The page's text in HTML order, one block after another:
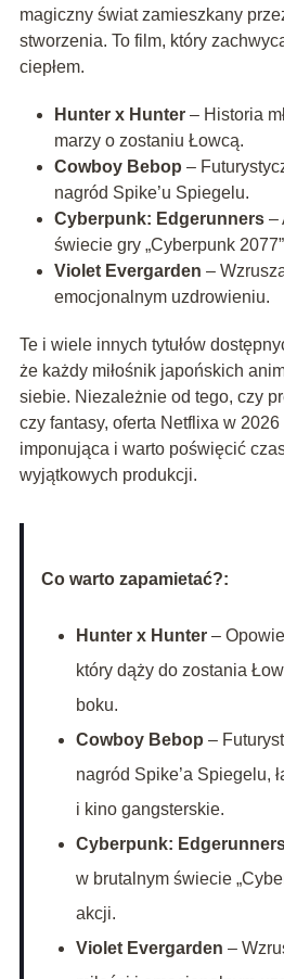
magiczny świat zamieszkany
stworzenia. To film, który
ciepłem.
Hunter x Hunter– Historia
marzy o zostaniu Łowcą.
Cowboy Bebop –
nagród Spike’u Spiegelu.
Cyberpunk: Edgerunners–
świecie gry „Cyberpunk
Violet Evergarden –
emocjonalnym uzdrowieniu.
Te i wiele innych tytułów
że każdy miłośnik japońskich
siebie. Niezależnie od tego, czy
czy fantasy, oferta Netflixa w
imponująca i warto poświęcić
wyjątkowych produkcji.
Co warto zapamietać?:
Hunter x Hunter–
który dąży do zostania
boku.
Cowboy Bebop –
nagród Spike’a Spiegelu,
i kino gangsterskie.
Cyberpunk:
w brutalnym świecie
akcji.
Violet Evergarden –